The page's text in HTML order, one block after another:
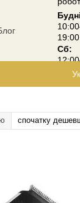
19:00
Сб:
18:00
спочатку